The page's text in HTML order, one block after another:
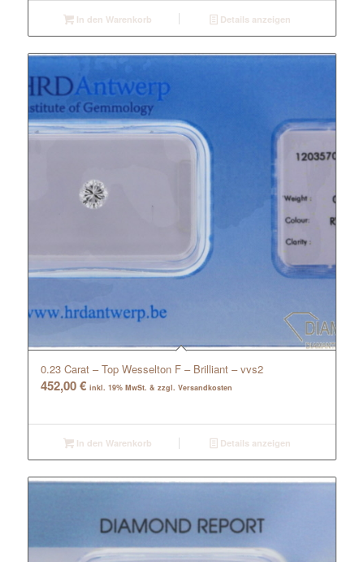
In den Warenkorb Details anzeigen
0.23 Carat – Top Wesselton F – Brilliant – vvs2
452,00€ inkl. 19% MwSt. & zzgl. Versandkosten
In den Warenkorb Details anzeigen